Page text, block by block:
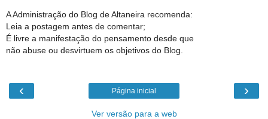
A Administração do Blog de Altaneira recomenda:
Leia a postagem antes de comentar;
É livre a manifestação do pensamento desde que
não abuse ou desvirtuem os objetivos do Blog.
‹ ›
Página inicial
Ver versão para a web